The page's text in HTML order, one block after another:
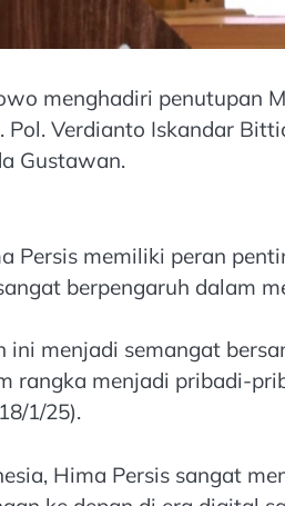
menghadiri penutupan
Verdianto Iskandar
Gustawan.
memiliki peran
berpengaruh dalam
menjadi semangat
rangka menjadi pribadi-
1/25).
Hima Persis sangat